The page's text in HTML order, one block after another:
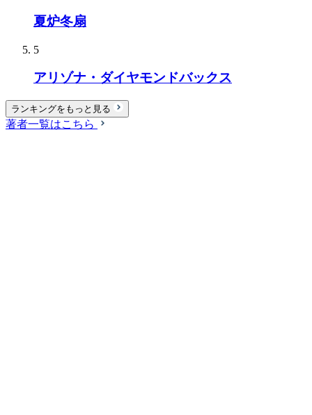
夏炉冬扇
5
アリゾナ・ダイヤモンドバックス
ランキングをもっと見る
著者一覧はこちら